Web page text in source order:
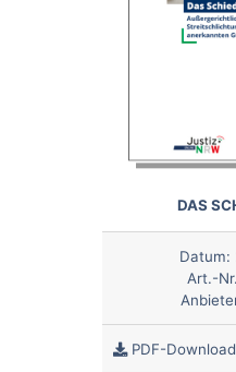
DAS
Datum:
Art.-
PDF-Download